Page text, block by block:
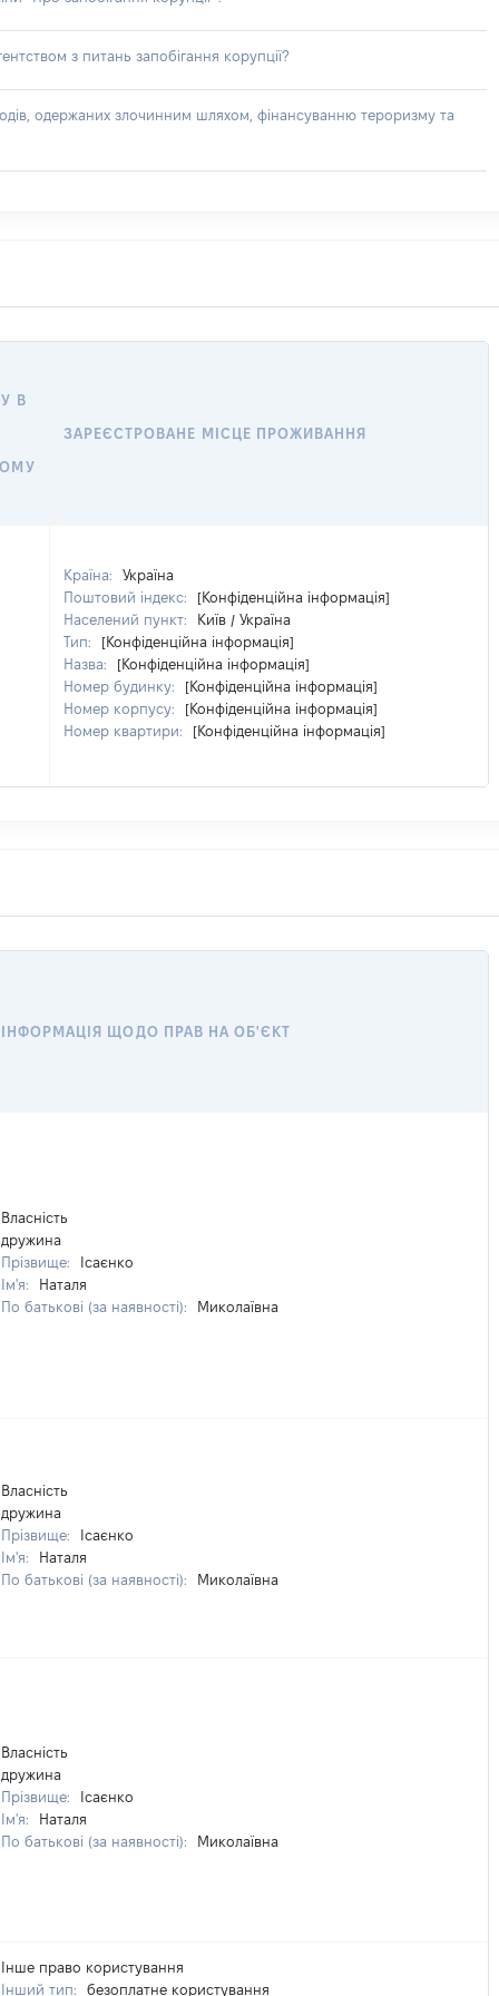
з питань запобігання корупції?
одержаних злочинним шляхом, фінансуванню тероризму та
В
ЗАРЕЄСТРОВАНЕ МІСЦЕ ПРОЖИВАННЯ
Країна:
Україна
Поштовий індекс:
[Конфіденційна інформація]
Населений пункт:
Київ / Україна
Тип:
[Конфіденційна інформація]
Назва:
[Конфіденційна інформація]
Номер будинку:
[Конфіденційна інформація]
Номер корпусу:
[Конфіденційна інформація]
Номер квартири:
[Конфіденційна інформація]
ІНФОРМАЦІЯ ЩОДО ПРАВ НА ОБ'ЄКТ
Власність
дружина
Прізвище:
Ісаєнко
Ім'я:
Наталя
По батькові (за наявності):
Миколаївна
Власність
дружина
Прізвище:
Ісаєнко
Ім'я:
Наталя
По батькові (за наявності):
Миколаївна
Власність
дружина
Прізвище:
Ісаєнко
Ім'я:
Наталя
По батькові (за наявності):
Миколаївна
Інше право користування
Інший тип:
безоплатне користування